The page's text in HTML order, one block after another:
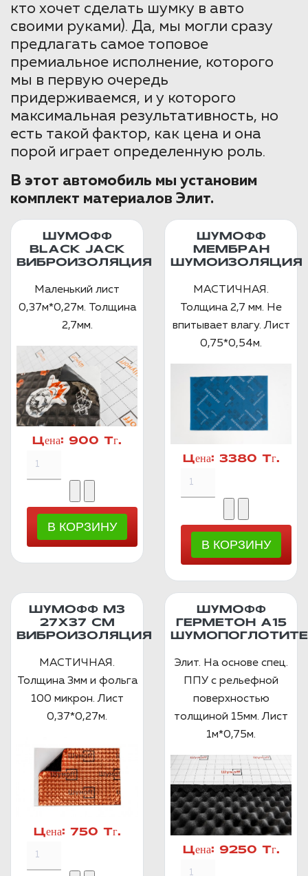
кто хочет сделать шумку в авто
своими руками). Да, мы могли сразу
предлагать самое топовое
премиальное исполнение, которого
мы в первую очередь
придерживаемся, и у которого
максимальная результативность, но
есть такой фактор, как цена и она
порой играет определенную роль.
В этот автомобиль мы установим
комплект материалов Элит.
ШУМОФФ
BLACK JACK
ВИБРОИЗОЛЯЦИЯ
Маленький лист
0,37м*0,27м. Толщина
2,7мм.
Цена: 900 Тг.
ШУМОФФ
МЕМБРАН
ШУМОИЗОЛЯЦИЯ
МАСТИЧНАЯ.
Толщина 2,7 мм. Не
впитывает влагу. Лист
0,75*0,54м.
Цена: 3380 Тг.
ШУМОФФ М3
27Х37 СМ
ВИБРОИЗОЛЯЦИЯ
МАСТИЧНАЯ.
Толщина 3мм и фольга
100 микрон. Лист
0,37*0,27м.
Цена: 750 Тг.
ШУМОФФ
ГЕРМЕТОН А15
Элит. На основе спец.
ППУ с рельефной
поверхностью
толщиной 15мм. Лист
1м*0,75м.
Цена: 9250 Тг.